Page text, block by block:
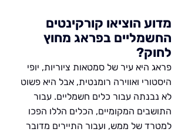
מדוע הוציאו קורקינטים
החשמליים בפראג מחוץ
לחוק?
פראג היא עיר של סמטאות ציוריות, יופי
היסטורי ואווירה רומנטית, אבל היא פשוט
לא נבנתה עבור כלים חשמליים. עבור
התושבים המקומיים, הכלים הללו הפכו
למטרד של ממש, ועבור התיירים מדובר